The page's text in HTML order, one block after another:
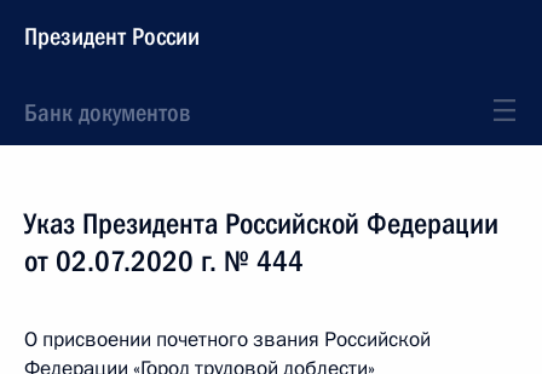
Президент России
Банк документов
Указ Президента Российской Федерации
от 02.07.2020 г. № 444
О присвоении почетного звания Российской